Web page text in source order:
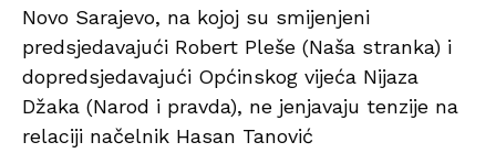
Novo Sarajevo, na kojoj su smijenjeni
predsjedavajući Robert Pleše (Naša stranka) i
dopredsjedavajući Općinskog vijeća Nijaza
Džaka (Narod i pravda), ne jenjavaju tenzije na
relaciji načelnik Hasan Tanović